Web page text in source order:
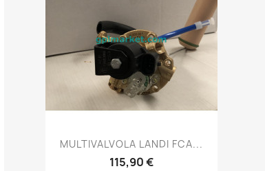
Anteprima
MULTIVALVOLA LANDI FCA...
115,90 €